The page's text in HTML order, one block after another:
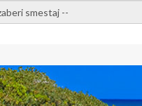
smestaj -